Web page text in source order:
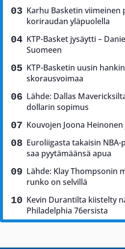
Karhu Basketin viimeinen
koriraudan yläpuolella
KTP-Basket jysäytti –
Suomeen
KTP-Basketin uusin
skorausvoimaa
Lähde: Dallas
dollarin sopimus
Kouvojen Joona
Euroliigasta takaisin
saa pyytämäänsä apua
Lähde: Klay Thompsonin
runko on selvillä
Kevin Durantilta kiistelty
Philadelphia 76ersista